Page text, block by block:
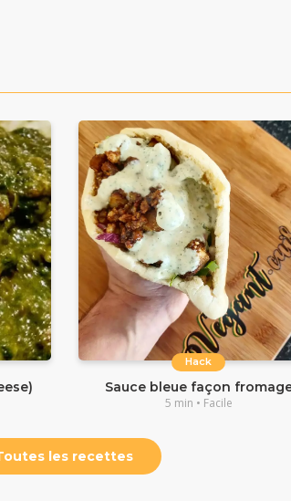
Hack
Sauce bleue façon
5 min • Facile
les recettes